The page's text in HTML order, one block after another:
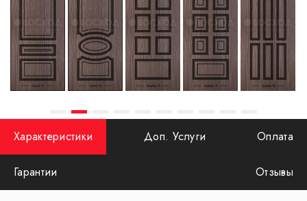
Характеристики Доп. Услуги Оплата
Гарантии Отзывы